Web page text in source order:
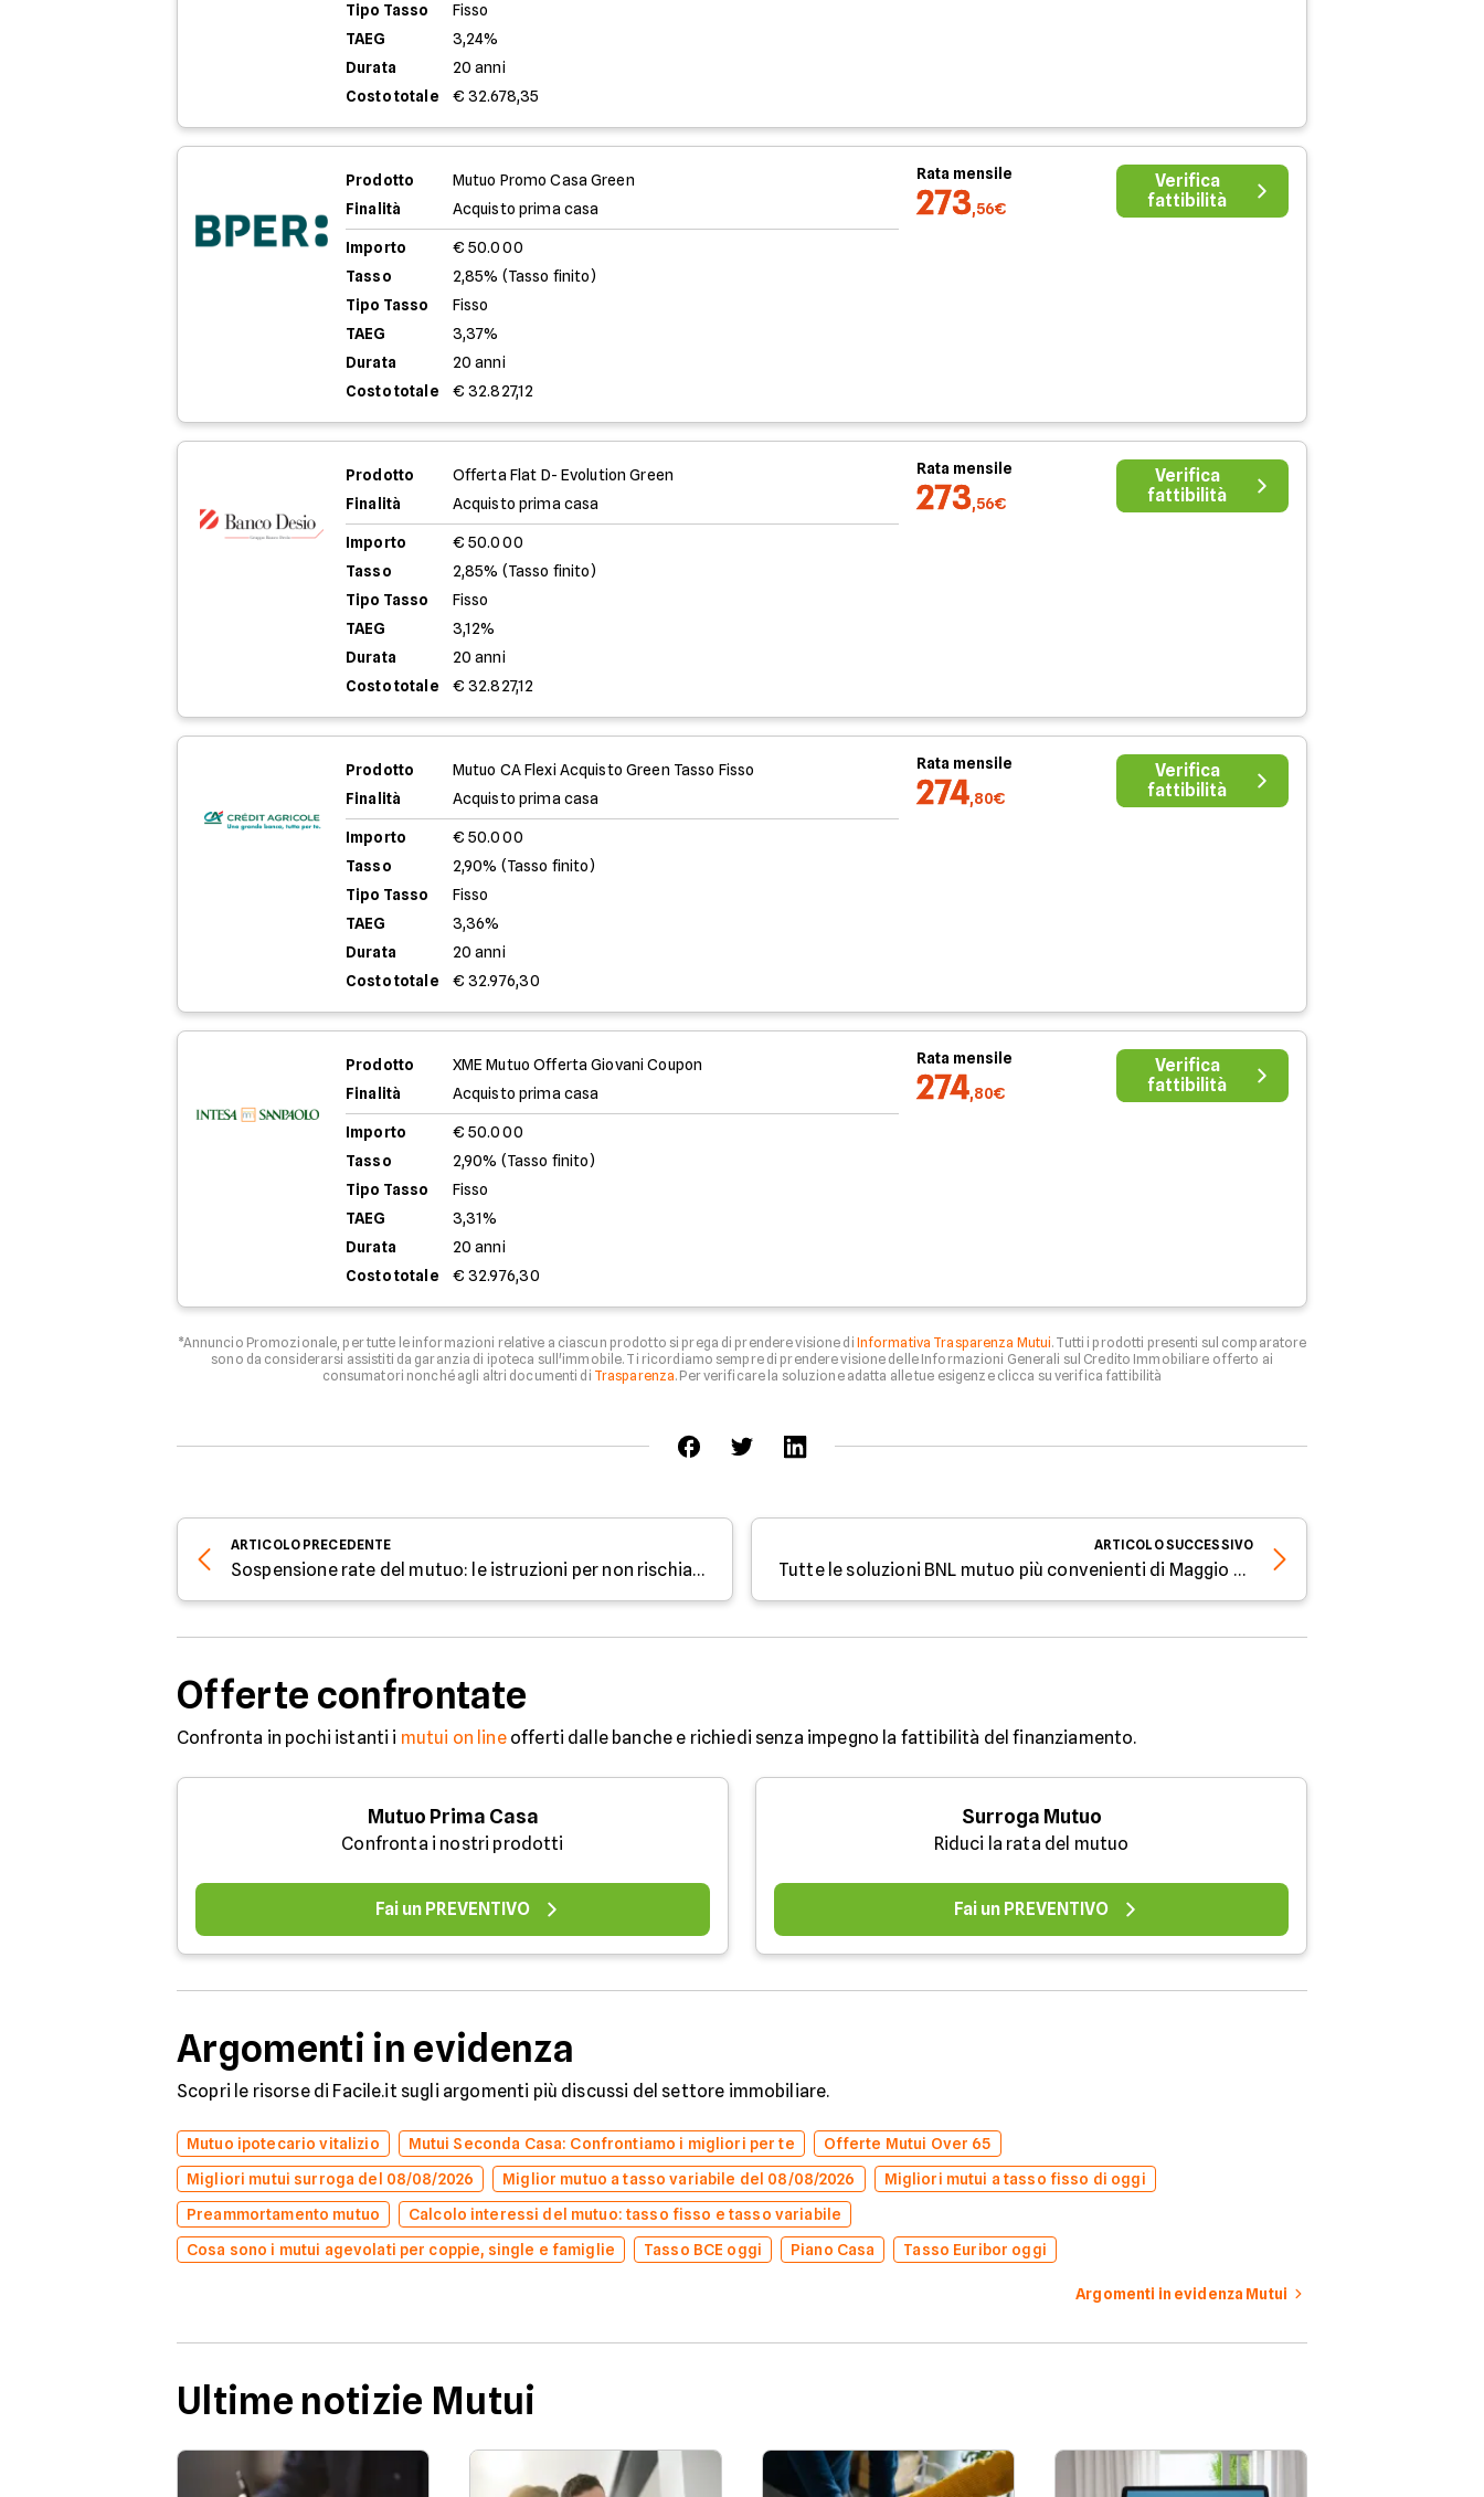
Tipo Tasso
Fisso
TAEG
3,24%
Durata
20 anni
Costo totale
€ 32.678,35
Prodotto
Mutuo Promo Casa Green
Finalità
Acquisto prima casa
Importo
€ 50.000
Tasso
2,85% (Tasso finito)
Tipo Tasso
Fisso
TAEG
3,37%
Durata
20 anni
Costo totale
€ 32.827,12
Rata mensile
273,56€
Verifica
fattibilità
Prodotto
Offerta Flat D- Evolution Green
Finalità
Acquisto prima casa
Importo
€ 50.000
Tasso
2,85% (Tasso finito)
Tipo Tasso
Fisso
TAEG
3,12%
Durata
20 anni
Costo totale
€ 32.827,12
Rata mensile
273,56€
Verifica
fattibilità
Prodotto
Mutuo CA Flexi Acquisto Green Tasso Fisso
Finalità
Acquisto prima casa
Importo
€ 50.000
Tasso
2,90% (Tasso finito)
Tipo Tasso
Fisso
TAEG
3,36%
Durata
20 anni
Costo totale
€ 32.976,30
Rata mensile
274,80€
Verifica
fattibilità
Prodotto
XME Mutuo Offerta Giovani Coupon
Finalità
Acquisto prima casa
Importo
€ 50.000
Tasso
2,90% (Tasso finito)
Tipo Tasso
Fisso
TAEG
3,31%
Durata
20 anni
Costo totale
€ 32.976,30
Rata mensile
274,80€
Verifica
fattibilità
*Annuncio Promozionale, per tutte le informazioni relative a ciascun prodotto si prega di prendere visione di Informativa Trasparenza Mutui. Tutti i prodotti presenti sul comparatore
sono da considerarsi assistiti da garanzia di ipoteca sull'immobile. Ti ricordiamo sempre di prendere visione delle Informazioni Generali sul Credito Immobiliare offerto ai
consumatori nonché agli altri documenti di Trasparenza. Per verificare la soluzione adatta alle tue esigenze clicca su verifica fattibilità
ARTICOLO PRECEDENTE
Sospensione rate del mutuo: le istruzioni per non rischiare il rifiuto domanda
ARTICOLOSUCCESSIVO
Tutte le soluzioni BNL mutuo più convenienti di Maggio 2020
Offerte confrontate
Confronta in pochi istanti i mutui on lineofferti dalle banche e richiedi senza impegno la fattibilità del finanziamento.
Mutuo Prima Casa
Confronta i nostri prodotti
Fai un PREVENTIVO
Surroga Mutuo
Riduci la rata del mutuo
Fai un PREVENTIVO
Argomenti in evidenza
Scopri le risorse di Facile.it sugli argomenti più discussi del settore immobiliare.
Mutuo ipotecario vitalizio Mutui Seconda Casa: Confrontiamo i migliori per te
Offerte Mutui Over 65
Migliori mutui surroga del 08/08/2026
Miglior mutuo a tasso variabile del 08/08/2026
Migliori mutui a tasso fisso di oggi
Preammortamento mutuo
Calcolo interessi del mutuo: tasso fisso e tasso variabile
Cosa sono i mutui agevolati per coppie, single e famiglie
Tasso BCE oggi Piano Casa Tasso Euribor oggi
Argomenti in evidenza Mutui
Ultime notizie Mutui